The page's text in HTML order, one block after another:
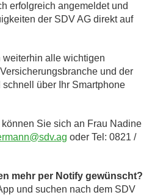
erfolgreich angemeldet und
der SDV AG direkt auf
weiterhin alle wichtigen
und der
über Ihr Smartphone
Sie sich an Frau Nadine
oder Tel: 0821 /
mehr per Notify gewünscht?
und suchen nach dem SDV